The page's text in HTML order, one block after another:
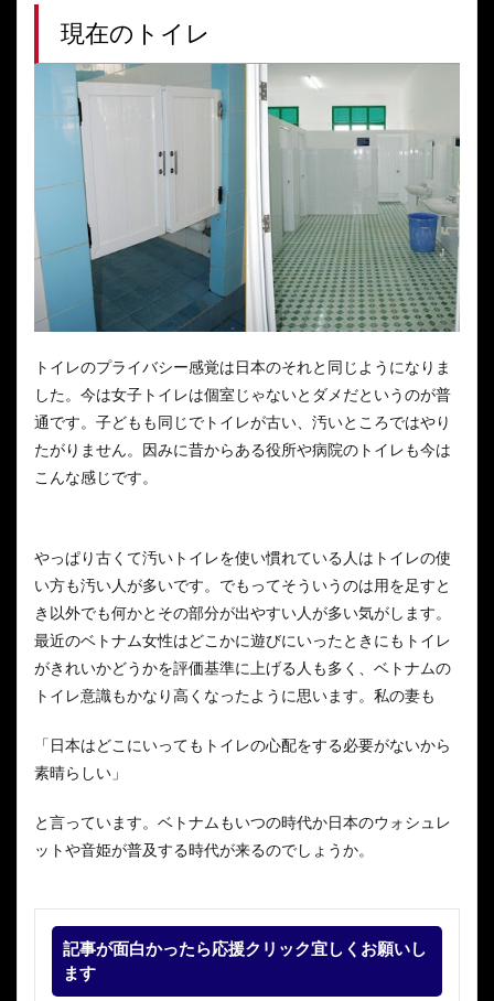
現在のトイレ
トイレのプライバシー感覚は日本のそれと同じようになりま
した。今は女子トイレは個室じゃないとダメだというのが普
通です。子どもも同じでトイレが古い、汚いところではやり
たがりません。因みに昔からある役所や病院のトイレも今は
こんな感じです。
やっぱり古くて汚いトイレを使い慣れている人はトイレの使
い方も汚い人が多いです。でもってそういうのは用を足すと
き以外でも何かとその部分が出やすい人が多い気がします。
最近のベトナム女性はどこかに遊びにいったときにもトイレ
がきれいかどうかを評価基準に上げる人も多く、ベトナムの
トイレ意識もかなり高くなったように思います。私の妻も
「日本はどこにいってもトイレの心配をする必要がないから
素晴らしい」
と言っています。ベトナムもいつの時代か日本のウォシュレ
ットや音姫が普及する時代が来るのでしょうか。
記事が面白かったら応援クリック宜しくお願いし
ます